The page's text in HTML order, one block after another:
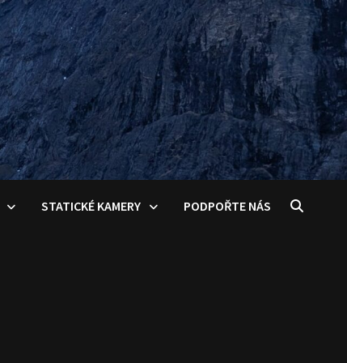
STATICKÉ KAMERY PODPOŘTE NÁS